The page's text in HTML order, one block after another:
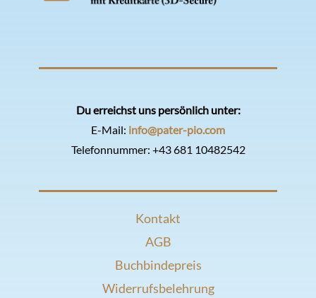
Du erreichst uns persönlich unter:
E-Mail: info@pater-pio.com
Telefonnummer: +43 681 10482542
Kontakt
AGB
Buchbindepreis
Widerrufsbelehrung